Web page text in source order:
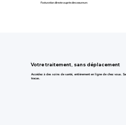
Facturation directe auprès des assureurs
Votre traitement, sans déplacement
Accédez à des soins de santé, entièrement en ligne de chez vous.
tracas.